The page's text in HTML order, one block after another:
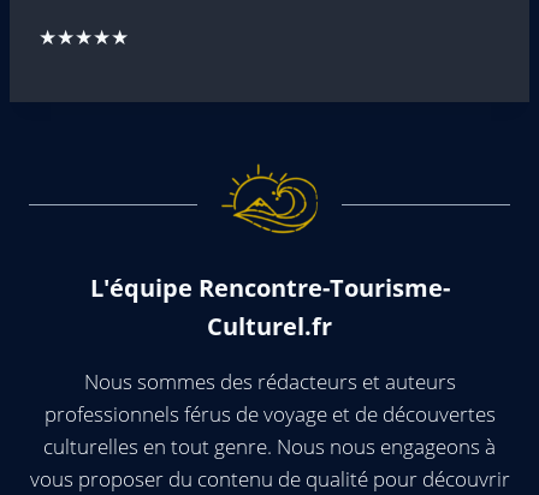
★★★★★
L'équipe Rencontre-Tourisme-
Culturel.fr
Nous sommes des rédacteurs et auteurs
professionnels férus de voyage et de découvertes
culturelles en tout genre. Nous nous engageons à
vous proposer du contenu de qualité pour découvrir